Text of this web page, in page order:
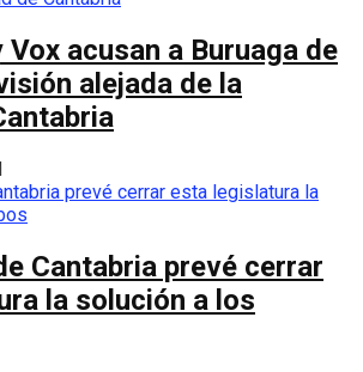
Vox acusan a Buruaga de
alejada de la
Cantabria prevé cerrar
la solución a los